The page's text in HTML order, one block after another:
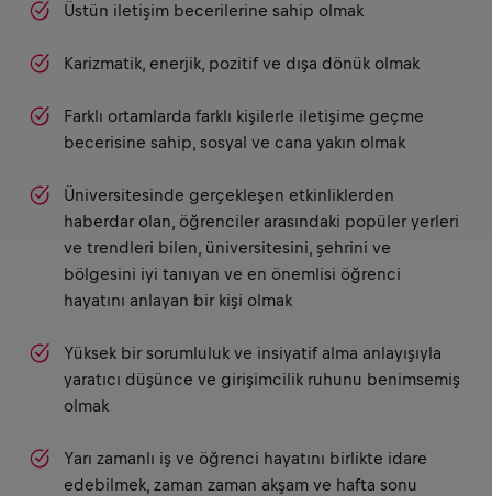
Üstün iletişim becerilerine sahip olmak
Karizmatik, enerjik, pozitif ve dışa dönük olmak
Farklı ortamlarda farklı kişilerle iletişime geçme
becerisine sahip, sosyal ve cana yakın olmak
Üniversitesinde gerçekleşen etkinliklerden
haberdar olan, öğrenciler arasındaki popüler yerleri
ve trendleri bilen, üniversitesini, şehrini ve
bölgesini iyi tanıyan ve en önemlisi öğrenci
hayatını anlayan bir kişi olmak
Yüksek bir sorumluluk ve insiyatif alma anlayışıyla
yaratıcı düşünce ve girişimcilik ruhunu benimsemiş
olmak
Yarı zamanlı iş ve öğrenci hayatını birlikte idare
edebilmek, zaman zaman akşam ve hafta sonu